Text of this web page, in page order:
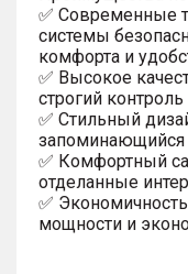
✅ Современные
системы
комфорта и
✅ Высокое
строгий
✅ Стильный
✅ Комфортный
отделанные
✅
мощности и